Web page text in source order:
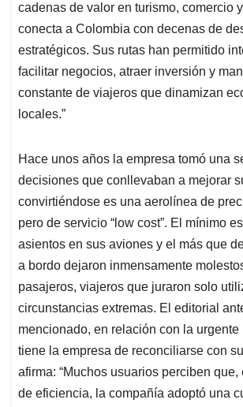
cadenas de valor en turismo, comercio
conecta a Colombia con decenas de
estratégicos. Sus rutas han permitido
facilitar negocios, atraer inversión y
constante de viajeros que dinamizan
locales.”
Hace unos años la empresa tomó una
decisiones que conllevaban a mejorar
convirtiéndose es una aerolínea de
pero de servicio “low cost”. El mínimo
asientos en sus aviones y el más que
a bordo dejaron inmensamente
pasajeros, viajeros que juraron solo
circunstancias extremas. El editorial
mencionado, en relación con la
tiene la empresa de reconciliarse con
afirma: “Muchos usuarios perciben
de eficiencia, la compañía adoptó una